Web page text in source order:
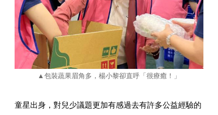
▲包裝蔬果眉角多，楊小黎卻直呼「很療癒！」
童星出身，對兒少議題更加有感過去有許多公益經驗的